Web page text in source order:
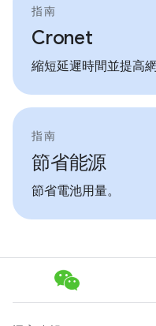
指南
Cronet
縮短延遲時間並提高
指南
節省能源
節省電池用量。